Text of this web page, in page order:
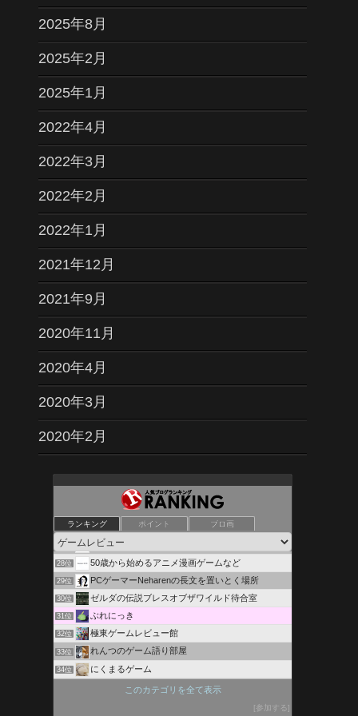
2025年8月
2025年2月
2025年1月
2022年4月
2022年3月
2022年2月
2022年1月
2021年12月
2021年9月
2020年11月
2020年4月
2020年3月
2020年2月
ランキング ポイント ブロ画
PC周辺機器とかPCゲームとか
いつか刺されるおとめのブログ
26位 Till the End of Game
27位 ゲームまとめLoading
28位 50歳から始めるアニメ漫画ゲームなど
29位 PCゲーマーNeharenの長文を置いとく場所
30位 ゼルダの伝説ブレスオブザワイルド待合室
31位 ぶれにっき
32位 極東ゲームレビュー館
33位 れんつのゲーム語り部屋
34位 にくまるゲーム
Galgame Utopiaこのカテゴリを全て表示
参加する